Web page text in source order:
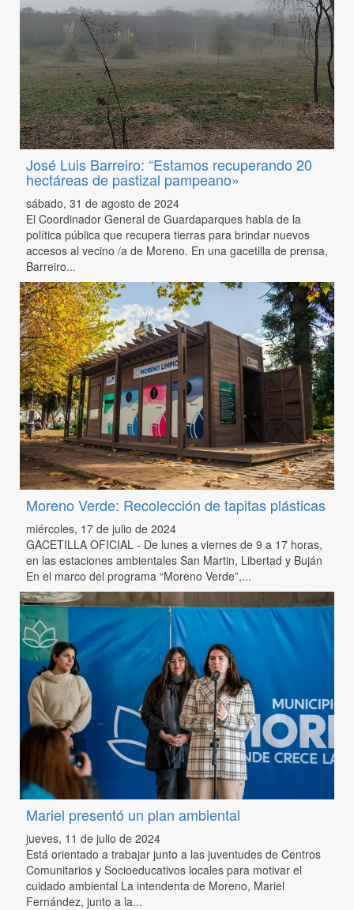
José Luis Barreiro: “Estamos recuperando 20
hectáreas de pastizal pampeano»
sábado, 31 de agosto de 2024
El Coordinador General de Guardaparques habla de la
política pública que recupera tierras para brindar nuevos
accesos al vecino /a de Moreno. En una gacetilla de prensa,
Barreiro...
Moreno Verde: Recolección de tapitas plásticas
miércoles, 17 de julio de 2024
GACETILLA OFICIAL - De lunes a viernes de 9 a 17 horas,
en las estaciones ambientales San Martin, Libertad y Buján
En el marco del programa “Moreno Verde”,...
Mariel presentó un plan ambiental
jueves, 11 de julio de 2024
Está orientado a trabajar junto a las juventudes de Centros
Comunitarios y Socioeducativos locales para motivar el
cuidado ambiental La intendenta de Moreno, Mariel
Fernández, junto a la...